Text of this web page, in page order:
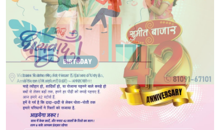
POPULAR NEWS